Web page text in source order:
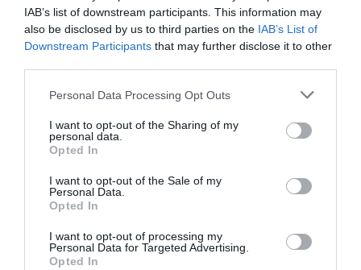
IAB’s list of downstream participants. This information may
also be disclosed by us to third parties on the IAB’s List of
Downstream Participants that may further disclose it to other
Personal Data Processing Opt Outs
I want to opt-out of the Sharing of my
personal data.
Opted In
I want to opt-out of the Sale of my
Personal Data.
Opted In
I want to opt-out of processing my
Personal Data for Targeted Advertising.
Opted In
Renfe rep
l'autorització per
treballar a França
Renfe invertirà 3,5
MEUR per reforçar
els sistemes de
seguretat a
Renfe
MEUR en la
dels trens
Rodalies